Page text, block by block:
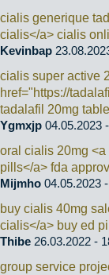
cialis generique
cialis</a> cialis
Kevinbap
cialis super active
href="https://
tadalafil 20mg
Ygmxjp 04.05.2023
oral cialis 20mg
pills</a> fda
Mijmho 04.05.2023
buy cialis 40mg
cialis</a> buy ed
Thibe 26.03.2022 -
group service